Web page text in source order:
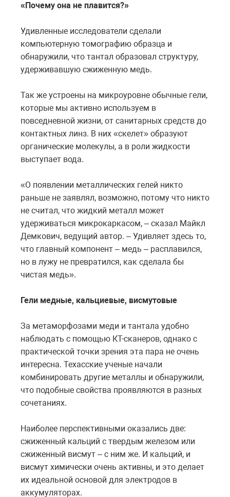
«Почему она не плавится?»
Удивленные исследователи сделали
компьютерную томографию образца и
обнаружили, что тантал образовал структуру,
удерживавшую сжиженную медь.
Так же устроены на микроуровне обычные гели,
которые мы активно используем в
повседневной жизни, от санитарных средств до
контактных линз. В них «скелет» образуют
органические молекулы, а в роли жидкости
выступает вода.
«О появлении металлических гелей никто
раньше не заявлял, возможно, потому что никто
не считал, что жидкий металл может
удерживаться микрокаркасом, – сказал Майкл
Демкович, ведущий автор. – Удивляет здесь то,
что главный компонент – медь – расплавился,
но в лужу не превратился, как сделала бы
чистая медь».
Гели медные, кальциевые, висмутовые
За метаморфозами меди и тантала удобно
наблюдать с помощью КТ-сканеров, однако с
практической точки зрения эта пара не очень
интересна. Техасские ученые начали
комбинировать другие металлы и обнаружили,
что подобные свойства проявляются в разных
сочетаниях.
Наиболее перспективными оказались две:
сжиженный кальций с твердым железом или
сжиженный висмут – с ним же. И кальций, и
висмут химически очень активны, и это делает
их идеальной основой для электродов в
аккумуляторах.